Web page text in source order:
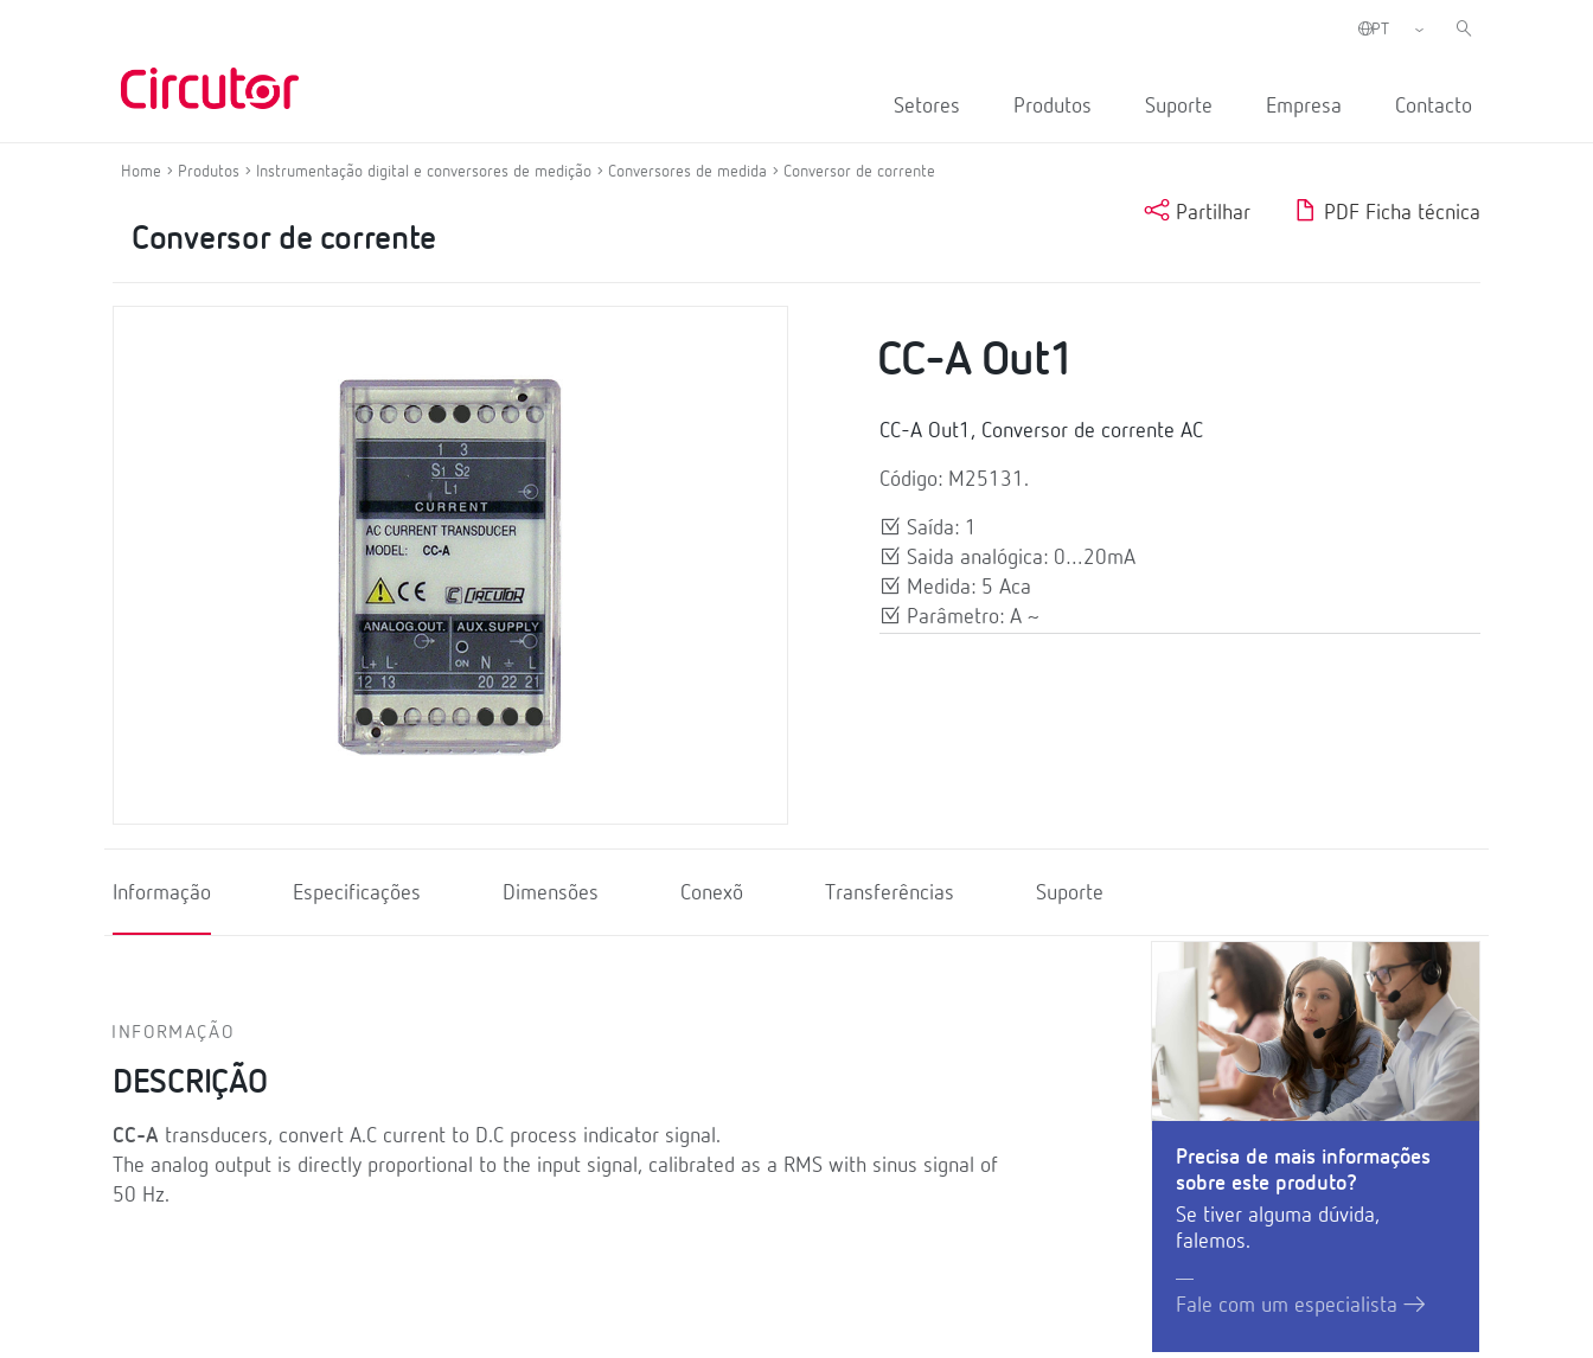
Setores Produtos Suporte Empresa Contacto
Home Produtos Instrumentação digital e conversores de medição Conversores de medida Conversor de corrente
Conversor de corrente
Partilhar PDF Ficha técnica
CC-A Out1
CC-A Out1, Conversor de corrente AC
Código: M25131.
Saída: 1
Saida analógica: 0…20mA
Medida: 5 Aca
Parâmetro: A ~
Informação Especificações Dimensões Conexõ Transferências Suporte
INFORMAÇÃO
DESCRIÇÃO
CC-A transducers, convert A.C current to D.C process indicator signal.
The analog output is directly proportional to the input signal, calibrated as a RMS with sinus signal of
50 Hz.
Precisa de mais informações
sobre este produto?
Se tiver alguma dúvida,
falemos.
Fale com um especialista